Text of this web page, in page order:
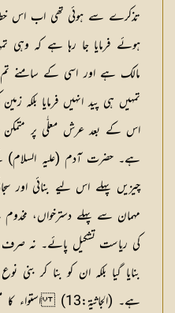
تذکرے سے ہوئی تھی اب اس خطاب
ہوئے فرمایا جا رہا ہے کہ وہی
مالک ہے اور اسی کے سامنے
تمہیں ہی پید انہیں فرمایا بلکہ
اس کے بعد عرش معلّٰی پر
ہے۔ حضرت آدم (علیہ السلام)
چیزیں پہلے اس لیے بنائی اور
مہمان سے پہلے دسترخواں،
کی ریاست تشکیل پائے۔ نہ
بنایا گیا بلکہ ان کو بنا کر بنی
ہے۔ (الجاثیۃ:13)